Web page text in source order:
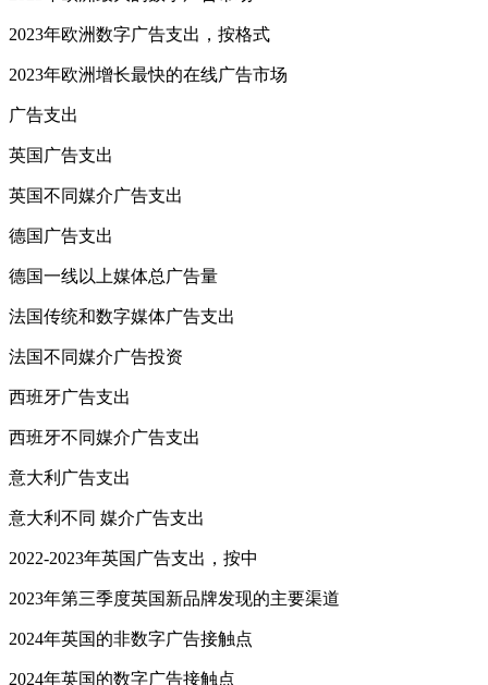
2023年欧洲数字广告支出，按格式
2023年欧洲增长最快的在线广告市场
广告支出
英国广告支出
英国不同媒介广告支出
德国广告支出
德国一线以上媒体总广告量
法国传统和数字媒体广告支出
法国不同媒介广告投资
西班牙广告支出
西班牙不同媒介广告支出
意大利广告支出
意大利不同 媒介广告支出
2022-2023年英国广告支出，按中
2023年第三季度英国新品牌发现的主要渠道
2024年英国的非数字广告接触点
2024年英国的数字广告接触点